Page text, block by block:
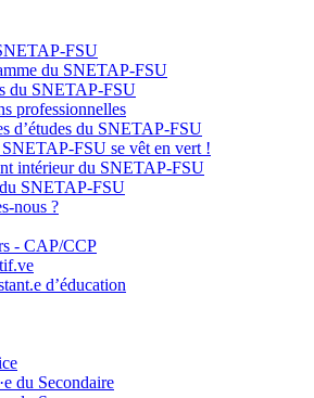
FSU
du SNETAP-FSU
du SNETAP-FSU
professionnelles
d’études du SNETAP-FSU
FSU se vêt en vert !
intérieur du SNETAP-FSU
SNETAP-FSU
nous ?
- CAP/CCP
d’éducation
du Secondaire